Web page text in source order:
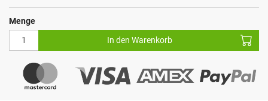
Menge
In den Warenkorb